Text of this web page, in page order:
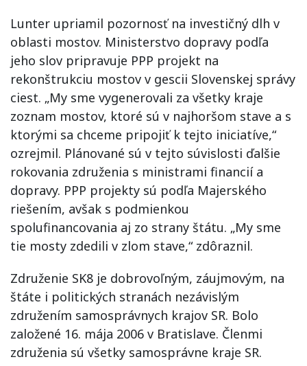
Lunter upriamil pozornosť na investičný dlh v
oblasti mostov. Ministerstvo dopravy podľa
jeho slov pripravuje PPP projekt na
rekonštrukciu mostov v gescii Slovenskej správy
ciest. „My sme vygenerovali za všetky kraje
zoznam mostov, ktoré sú v najhoršom stave a s
ktorými sa chceme pripojiť k tejto iniciatíve,“
ozrejmil. Plánované sú v tejto súvislosti ďalšie
rokovania združenia s ministrami financií a
dopravy. PPP projekty sú podľa Majerského
riešením, avšak s podmienkou
spolufinancovania aj zo strany štátu. „My sme
tie mosty zdedili v zlom stave,“ zdôraznil.
Združenie SK8 je dobrovoľným, záujmovým, na
štáte i politických stranách nezávislým
združením samosprávnych krajov SR. Bolo
založené 16. mája 2006 v Bratislave. Členmi
združenia sú všetky samosprávne kraje SR.